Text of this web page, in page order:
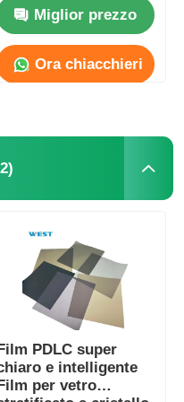
dell'automobile
Miglior prezzo
Ora chiacchieri
PDLC super
e intelligente
per vetro